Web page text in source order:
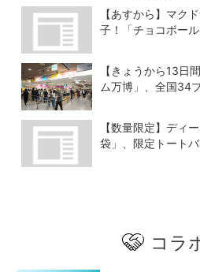
兄弟】
穴
【あすから】マク
子！「チョコボー
があのスイーツに
【きょうから13日
ム万博」、全国34
【数量限定】ディ
袋」、限定トート
コラ